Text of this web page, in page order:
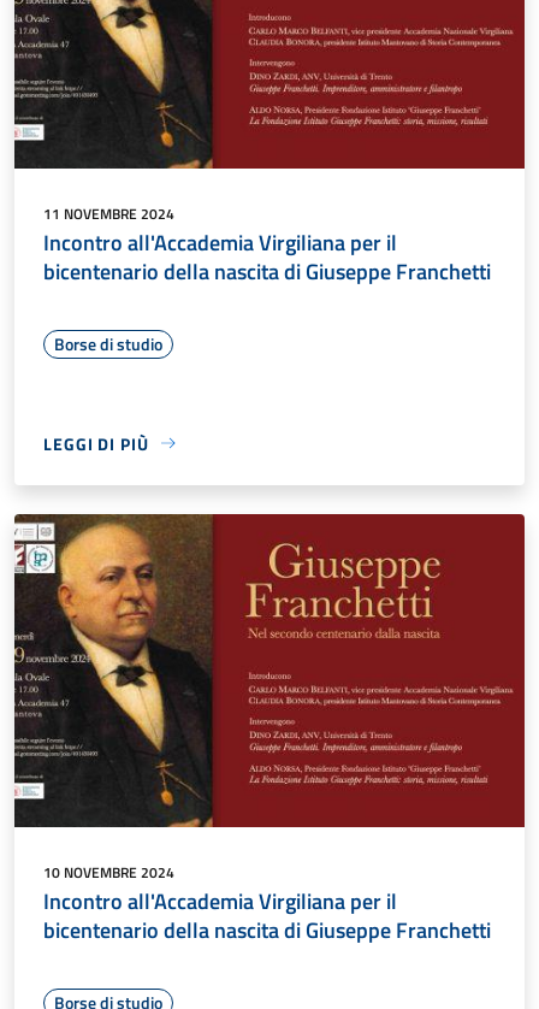
11 NOVEMBRE 2024
Incontro all'Accademia Virgiliana per il
bicentenario della nascita di Giuseppe Franchetti
Borse di studio
LEGGI DI PIÙ
10 NOVEMBRE 2024
Incontro all'Accademia Virgiliana per il
bicentenario della nascita di Giuseppe Franchetti
Borse di studio